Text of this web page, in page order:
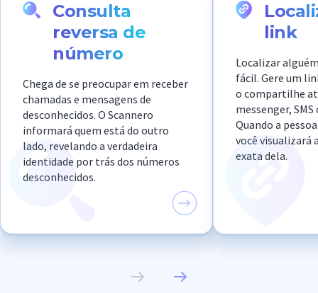
Consulta
reversa de
número
Chega de se preocupar em receber
chamadas e mensagens de
desconhecidos. O Scannero
informará quem está do outro
lado, revelando a verdadeira
identidade por trás dos números
desconhecidos.
link
Localizar
fácil. Gere um
o compartilhe
messenger,
Quando a
você visualizará
exata dela.